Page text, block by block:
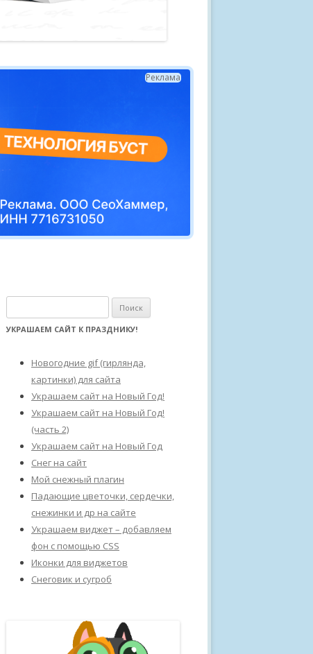
Реклама
а
УКРАШАЕМ САЙТ К ПРАЗДНИКУ!
Новогодние gif (гирлянда,
картинки) для сайта
Украшаем сайт на Новый Год!
Украшаем сайт на Новый Год!
(часть 2)
Украшаем сайт на Новый Год
Снег на сайт
Мой снежный плагин
Падающие цветочки, сердечки,
снежинки и др на сайте
Украшаем виджет – добавляем
фон с помощью CSS
Иконки для виджетов
Снеговик и сугроб